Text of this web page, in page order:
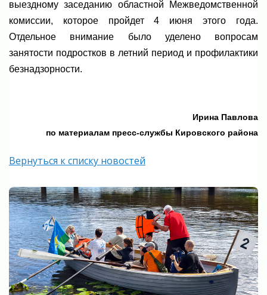
выездному заседанию областной Межведомственной
комиссии, которое пройдет 4 июня этого года.
Отдельное внимание было уделено вопросам
занятости подростков в летний период и профилактики
безнадзорности.
Ирина Павлова
по материалам пресс-службы Кировского района
Вернуться к списку новостей